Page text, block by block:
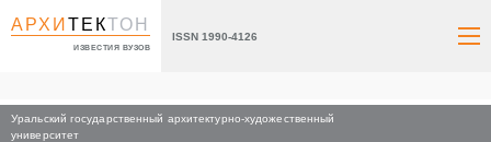
АРХИТЕКТОН
ИЗВЕСТИЯ ВУЗОВ
ISSN 1990-4126
Уральский государственный архитектурно-художественный
университет
Главная